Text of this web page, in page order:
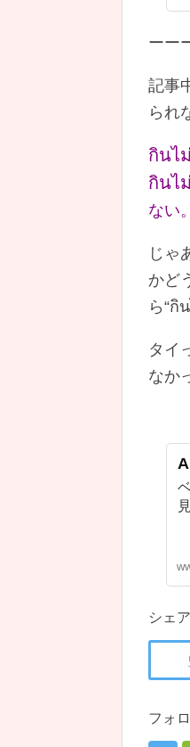
ーー
記事
られ
กินไ
กินไ
ない。
じゃ
かど
ら“กิ
タイ
なか
シェ
フォ